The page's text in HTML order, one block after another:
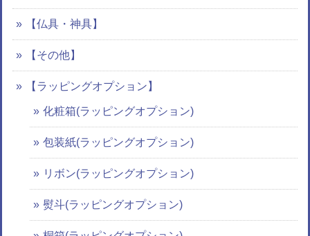
【仏具・神具】
【その他】
【ラッピングオプション】
化粧箱(ラッピングオプション)
包装紙(ラッピングオプション)
リボン(ラッピングオプション)
熨斗(ラッピングオプション)